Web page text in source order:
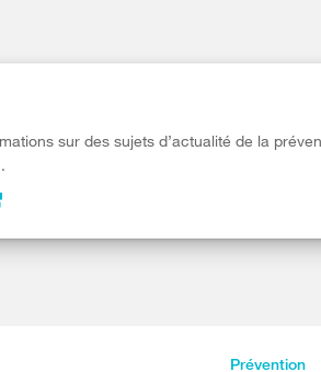
sur des sujets d’actualité de la
Prévention